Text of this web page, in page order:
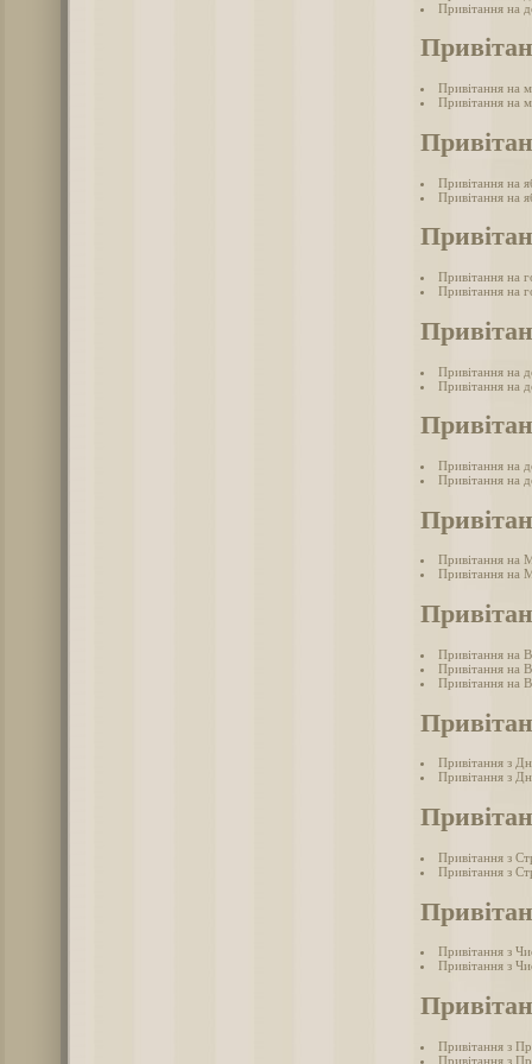
Привітання на
Привітання на
Привітання на
Привітання на
Привітання на
Привітання на
Привітання на
Привітання на
Привітання на
Привітання на
Привітання на
Привітання на
Привітання на
Привітання на
Привітання на
Привітання на
Привітання з
Привітання з
Привітання з
Привітання з
Привітання з
Привітання з
Привітання з
Привітання з